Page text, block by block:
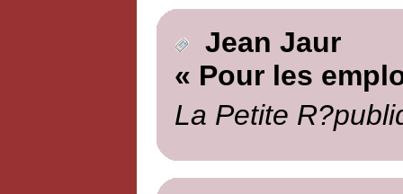
Jean Jaur
« Pour les
La Petite